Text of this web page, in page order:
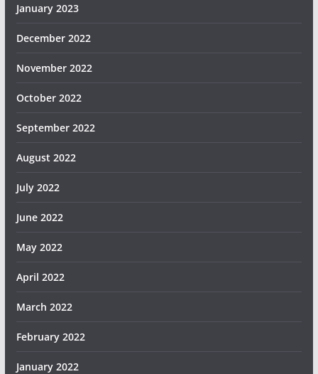
January 2023
December 2022
November 2022
October 2022
September 2022
August 2022
July 2022
June 2022
May 2022
April 2022
March 2022
February 2022
January 2022